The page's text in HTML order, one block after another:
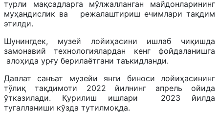
турли мақсадларга мўлжалланган майдонларининг
муҳандислик ва режалаштириш ечимлари тақдим
этилди.
Шунингдек, музей лойиҳасини ишлаб чиқишда
замонавий технологиялардан кенг фойдаланишга
алоҳида урғу берилаётгани таъкидланди.
Давлат санъат музейи янги биноси лойиҳасининг
тўлиқ тақдимоти 2022 йилнинг апрель ойида
ўтказилади. Қурилиш ишлари 2023 йилда
тугалланиши кўзда тутилмоқда.